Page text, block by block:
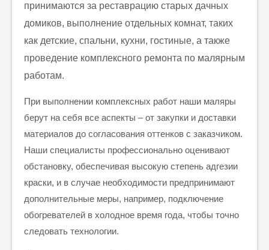
принимаются за реставрацию старых дачных
домиков, выполнение отдельных комнат, таких
как детские, спальни, кухни, гостиные, а также
проведение комплексного ремонта по малярным
работам.
При выполнении комплексных работ наши маляры
берут на себя все аспекты – от закупки и доставки
материалов до согласования оттенков с заказчиком.
Наши специалисты профессионально оценивают
обстановку, обеспечивая высокую степень адгезии
краски, и в случае необходимости предпринимают
дополнительные меры, например, подключение
обогревателей в холодное время года, чтобы точно
следовать технологии.